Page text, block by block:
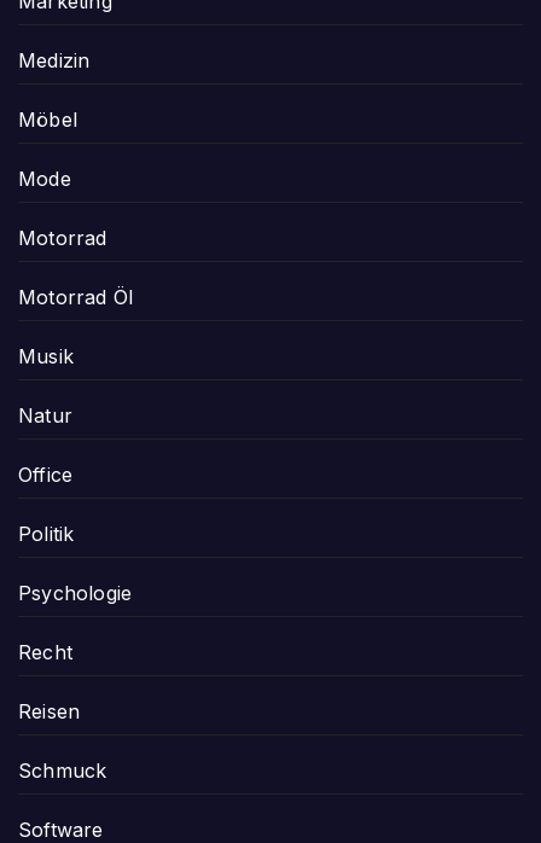
Medizin
Möbel
Mode
Motorrad
Motorrad Öl
Musik
Natur
Office
Politik
Psychologie
Recht
Reisen
Schmuck
Software